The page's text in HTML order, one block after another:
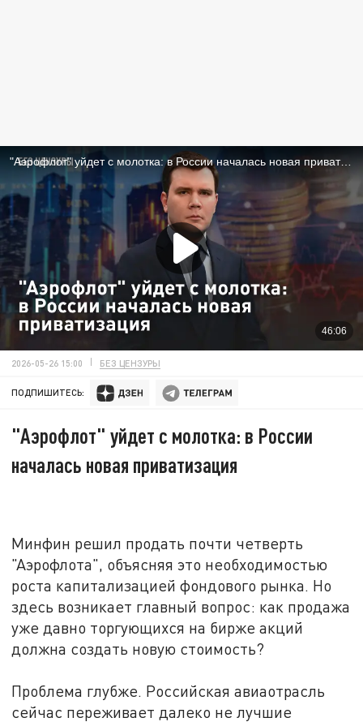
2026-05-26 15:00 БЕЗ ЦЕНЗУРЫ
ПОДПИШИТЕСЬ:
"Аэрофлот" уйдет с молотка: в России
началась новая приватизация
Минфин решил продать почти четверть
"Аэрофлота", объясняя это необходимостью
роста капитализацией фондового рынка. Но
здесь возникает главный вопрос: как продажа
уже давно торгующихся на бирже акций
должна создать новую стоимость?
Проблема глубже. Российская авиаотрасль
сейчас переживает далеко не лучшие